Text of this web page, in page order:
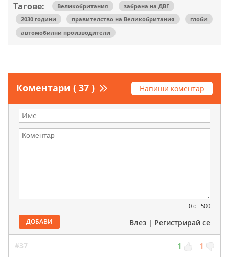
Тагове: Великобритания
забрана на ДВГ
2030 години
правителство на Великобритания
глоби
автомобилни производители
Коментари ( 37 ) Напиши коментар
0 от 500
ДОБАВИ Влез | Регистрирай се
#37 1 1